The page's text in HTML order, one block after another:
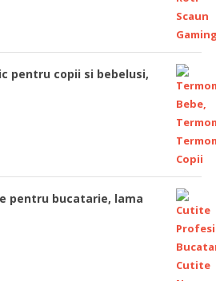
pentru copii si bebelusi,
pentru bucatarie, lama